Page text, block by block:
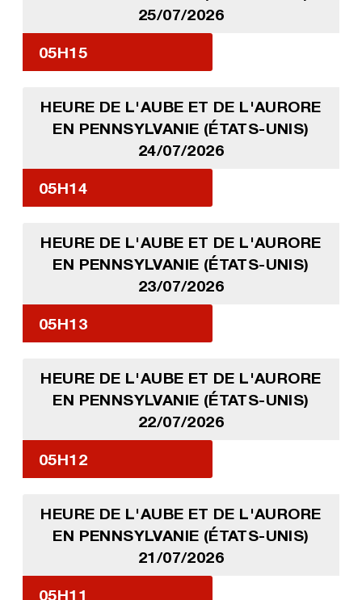
25/07/2026
05H15
HEURE DE L'AUBE ET DE L'AURORE
EN PENNSYLVANIE (ÉTATS-UNIS)
24/07/2026
05H14
HEURE DE L'AUBE ET DE L'AURORE
EN PENNSYLVANIE (ÉTATS-UNIS)
23/07/2026
05H13
HEURE DE L'AUBE ET DE L'AURORE
EN PENNSYLVANIE (ÉTATS-UNIS)
22/07/2026
05H12
HEURE DE L'AUBE ET DE L'AURORE
EN PENNSYLVANIE (ÉTATS-UNIS)
21/07/2026
05H11